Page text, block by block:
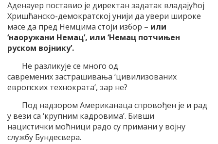
Аденауер поставио је директан задатак владајућој
Хришћанско-демократској унији да увери широке
масе да пред Немцима стоји избор – или
‘наоружани Немац’, или ‘Немац потчињен
руском војнику’.
Не разликује се много од
савремених застрашивања ‘цивилизованих
европских технократа’, зар не?
Под надзором Американаца спровођен је и рад
у вези са ‘крупним кадровима’. Бивши
нацистички моћници радо су примани у војну
службу Бундесвера.